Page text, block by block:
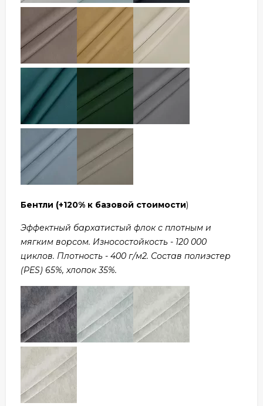
Бентли (+120% к базовой стоимости)
Эффектный бархатистый флок с плотным и
мягким ворсом. Износостойкость - 120 000
циклов. Плотность - 400 г/м2. Состав полиэстер
(PES) 65%, хлопок 35%.